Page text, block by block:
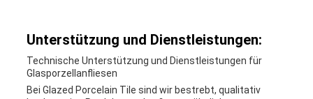
Unterstützung und Dienstleistungen:
Technische Unterstützung und Dienstleistungen für
Glasporzellanfliesen
Bei Glazed Porcelain Tile sind wir bestrebt, qualitativ